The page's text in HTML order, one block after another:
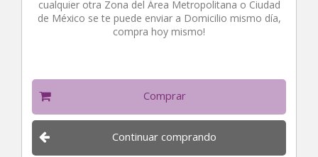
cualquier otra Zona del Área Metropolitana o Ciudad
de México se te puede enviar a Domicilio mismo día,
compra hoy mismo!
Comprar
Continuar comprando